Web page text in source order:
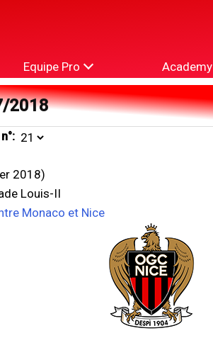
Equipe Pro Academy
2018
2018)
Louis-II
Monaco et Nice